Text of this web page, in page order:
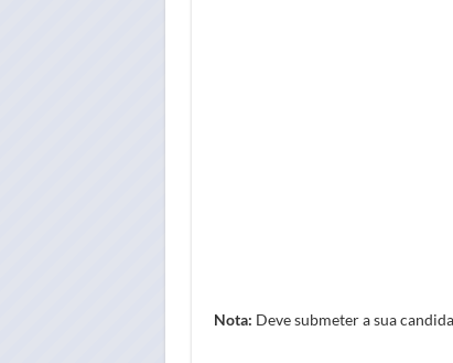
Nota: Deve submeter a sua